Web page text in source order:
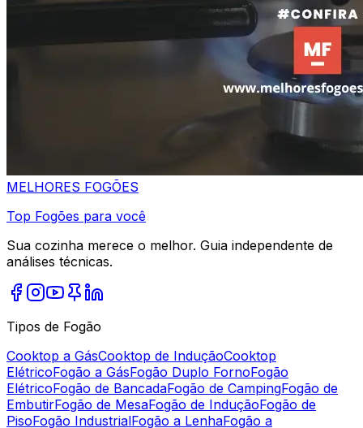
MELHORES FOGÕES
Top Fogões para você
Sua cozinha merece o melhor. Guia independente de
análises técnicas.
Tipos de Fogão
Cooktop a GásCooktop de InduçãoCooktop
ElétricoFogão a GásFogão Duplo FornoFogão
ElétricoFogão de BancadaFogão de CampingFogão de
EmbutirFogão de MesaFogão de InduçãoFogão de
PisoFogão IndustrialFogão a LenhaFogão a